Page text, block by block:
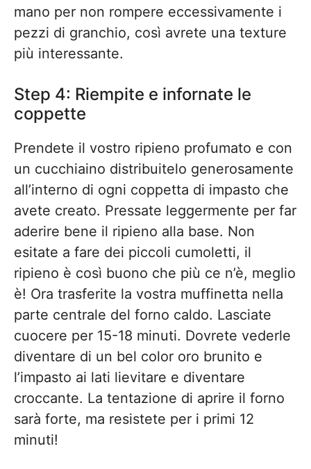
mano per non rompere eccessivamente i
pezzi di granchio, così avrete una texture
più interessante.
Step 4: Riempite e infornate le
coppette
Prendete il vostro ripieno profumato e con
un cucchiaino distribuitelo generosamente
all’interno di ogni coppetta di impasto che
avete creato. Pressate leggermente per far
aderire bene il ripieno alla base. Non
esitate a fare dei piccoli cumoletti, il
ripieno è così buono che più ce n’è, meglio
è! Ora trasferite la vostra muffinetta nella
parte centrale del forno caldo. Lasciate
cuocere per 15-18 minuti. Dovrete vederle
diventare di un bel color oro brunito e
l’impasto ai lati lievitare e diventare
croccante. La tentazione di aprire il forno
sarà forte, ma resistete per i primi 12
minuti!